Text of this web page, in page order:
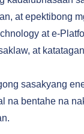
at epektibong
at e-
at
sasakyang
na bentahe na